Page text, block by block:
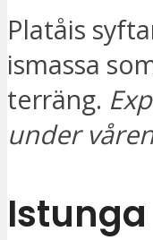
Platåis
ismassa
terräng.
under
Istunga